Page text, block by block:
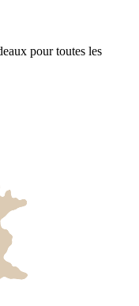
pour toutes les